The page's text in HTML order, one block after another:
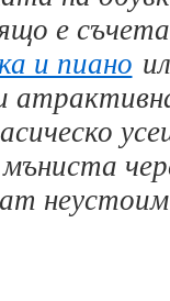
е
и пиано